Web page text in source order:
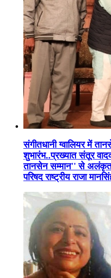
संगीतधानी ग्वालियर में
शुभारंभ..प्रख्यात संतूर
तानसेन सम्मान'' से
परिषद राष्ट्रीय राजा